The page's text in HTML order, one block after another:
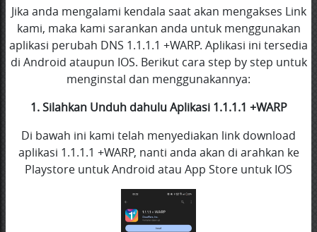
Jika anda mengalami kendala saat akan mengakses Link
kami, maka kami sarankan anda untuk menggunakan
aplikasi perubah DNS 1.1.1.1 +WARP. Aplikasi ini tersedia
di Android ataupun IOS. Berikut cara step by step untuk
menginstal dan menggunakannya:
1. Silahkan Unduh dahulu Aplikasi 1.1.1.1 +WARP
Di bawah ini kami telah menyediakan link download
aplikasi 1.1.1.1 +WARP, nanti anda akan di arahkan ke
Playstore untuk Android atau App Store untuk IOS